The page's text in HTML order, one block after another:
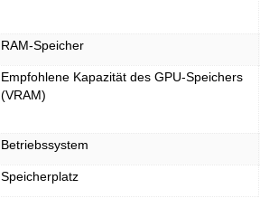
RAM-Speicher
Empfohlene Kapazität des GPU-Speichers
(VRAM)
Betriebssystem
Speicherplatz